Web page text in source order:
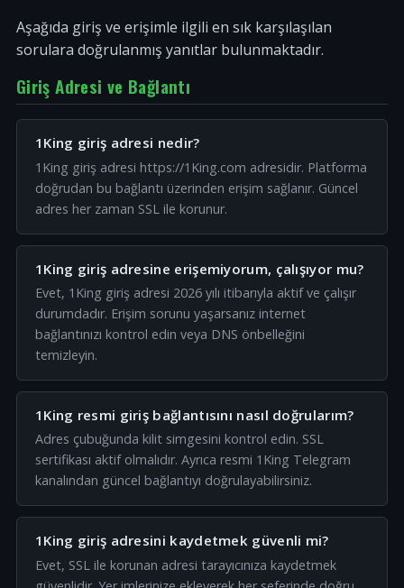
Aşağıda giriş ve erişimle ilgili en sık karşılaşılan
sorulara doğrulanmış yanıtlar bulunmaktadır.
Giriş Adresi ve Bağlantı
1King giriş adresi nedir?
1King giriş adresi https://1King.com adresidir. Platforma
doğrudan bu bağlantı üzerinden erişim sağlanır. Güncel
adres her zaman SSL ile korunur.
1King giriş adresine erişemiyorum, çalışıyor mu?
Evet, 1King giriş adresi 2026 yılı itibarıyla aktif ve çalışır
durumdadır. Erişim sorunu yaşarsanız internet
bağlantınızı kontrol edin veya DNS önbelleğini
temizleyin.
1King resmi giriş bağlantısını nasıl doğrularım?
Adres çubuğunda kilit simgesini kontrol edin. SSL
sertifikası aktif olmalıdır. Ayrıca resmi 1King Telegram
kanalından güncel bağlantıyı doğrulayabilirsiniz.
1King giriş adresini kaydetmek güvenli mi?
Evet, SSL ile korunan adresi tarayıcınıza kaydetmek